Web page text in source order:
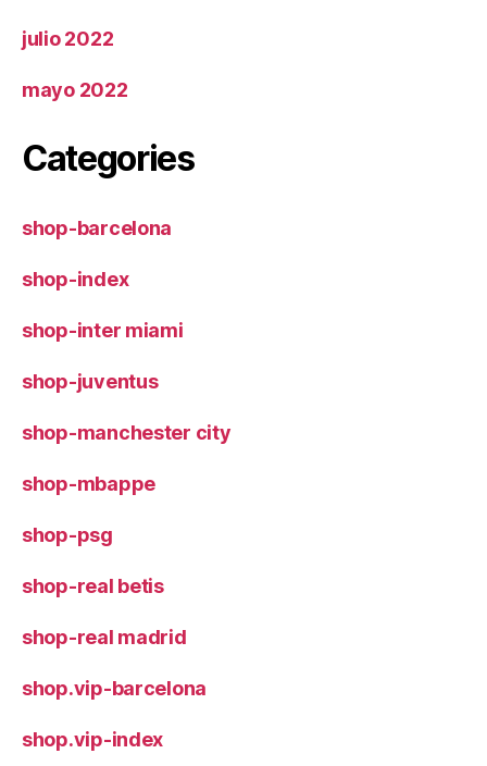
julio 2022
mayo 2022
Categories
shop-barcelona
shop-index
shop-inter miami
shop-juventus
shop-manchester city
shop-mbappe
shop-psg
shop-real betis
shop-real madrid
shop.vip-barcelona
shop.vip-index